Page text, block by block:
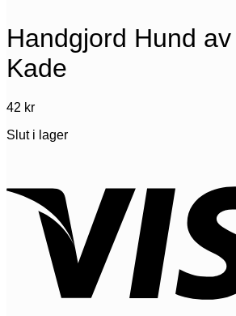
Handgjord Hund
Kade
42 kr
Slut i lager